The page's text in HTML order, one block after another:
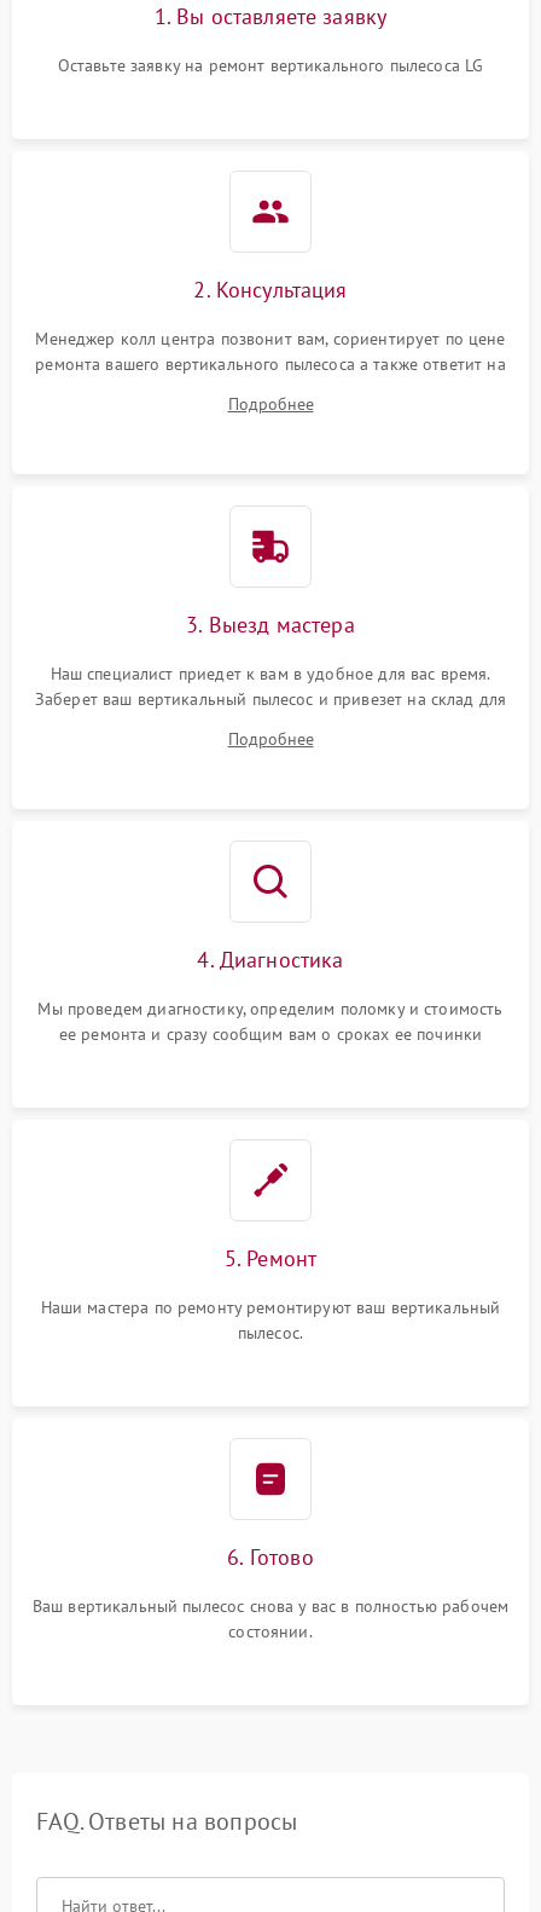
1. Вы оставляете заявку
Оставьте заявку на ремонт вертикального пылесоса LG
2. Консультация
Менеджер колл центра позвонит вам, сориентирует по цене
ремонта вашего вертикального пылесоса а также ответит на
Подробнее
3. Выезд мастера
Наш специалист приедет к вам в удобное для вас время.
Заберет ваш вертикальный пылесос и привезет на склад для
Подробнее
4. Диагностика
Мы проведем диагностику, определим поломку и стоимость
ее ремонта и сразу сообщим вам о сроках ее починки
5. Ремонт
Наши мастера по ремонту ремонтируют ваш вертикальный
пылесос.
6. Готово
Ваш вертикальный пылесос снова у вас в полностью рабочем
состоянии.
FAQ. Ответы на вопросы